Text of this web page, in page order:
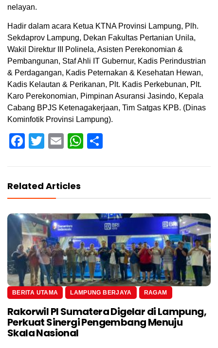
nelayan.
Hadir dalam acara Ketua KTNA Provinsi Lampung, Plh.
Sekdaprov Lampung, Dekan Fakultas Pertanian Unila,
Wakil Direktur III Polinela, Asisten Perekonomian &
Pembangunan, Staf Ahli IT Gubernur, Kadis Perindustrian
& Perdagangan, Kadis Peternakan & Kesehatan Hewan,
Kadis Kelautan & Perikanan, Plt. Kadis Perkebunan, Plt.
Karo Perekonomian, Pimpinan Asuransi Jasindo, Kepala
Cabang BPJS Ketenagakerjaan, Tim Satgas KPB. (Dinas
Kominfotik Provinsi Lampung).
Facebook
Twitter
EmailWhatsApp
Related Articles
BERITA UTAMA LAMPUNG BERJAYA RAGAM
Rakorwil PI Sumatera Digelar di Lampung,
Perkuat Sinergi Pengembang Menuju
Skala Nasional